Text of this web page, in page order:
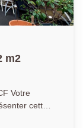
sur le
m2
Votre
cette
en plein